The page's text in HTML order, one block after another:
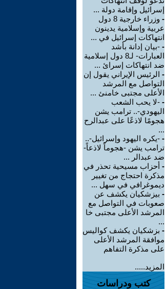
إسرائيل وإقامة دولة ...
-
وزراء خارجية 8 دول
عربية وإسلامية يدينون
انتهاكات إسرائيل في ...
- -بيان إدانة بأشد
العبارات- لـ8 دول إسلامية
ضد انتهاكات إسرائ ...
- الرئيس الإيراني يقول إن
التواصل مع المرشد
الأعلى مجتبى خامنئ ...
- -لا يحب الشعب
اليهودي-.. ترامب يشن
هجومًا لاذعًا على عبدالرح
...
- -يكره اليهود وإسرائيل-..
ترامب يشن -هجوماً لاذعاً-
ضد عبدالر ...
- أحزاب مسيحية تحذر في
مذكرة احتجاج من تغيير
ديموغرافي في سهل ...
- بيزشكيان يكشف عن
صعوبات في التواصل مع
المرشد الأعلى مجتبى خا
...
- بزشكيان يكشف كواليس
موافقة المرشد الأعلى
على مذكرة التفاهم
المزيد.....
كتب ودراسات